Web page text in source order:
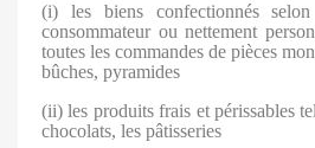
(i) les biens confectionnés
consommateur ou nettement
toutes les commandes de pièces
bûches, pyramides
(ii) les produits frais et périssables
chocolats, les pâtisseries